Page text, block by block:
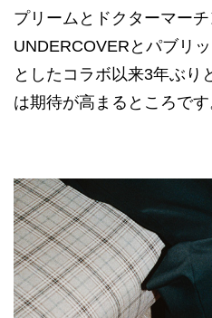
プリームとドクターマー
UNDERCOVERとパブリ
としたコラボ以来3年ぶり
は期待が高まるところです